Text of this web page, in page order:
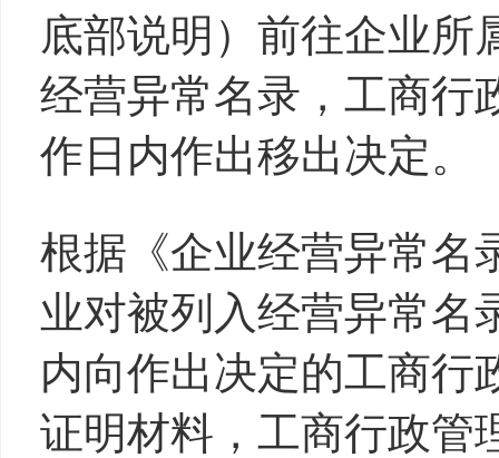
底部说明）前往企业所
经营异常名录，工商行
作日内作出移出决定。
根据《企业经营异常名
业对被列入经营异常名
内向作出决定的工商行
证明材料，工商行政管